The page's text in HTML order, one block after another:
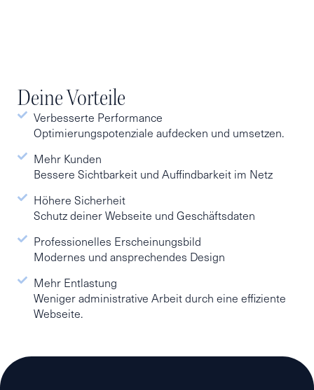
Deine Vorteile
Verbesserte Performance
Optimierungspotenziale aufdecken und umsetzen.
Mehr Kunden
Bessere Sichtbarkeit und Auffindbarkeit im Netz
Höhere Sicherheit
Schutz deiner Webseite und Geschäftsdaten
Professionelles Erscheinungsbild
Modernes und ansprechendes Design
Mehr Entlastung
Weniger administrative Arbeit durch eine effiziente
Webseite.